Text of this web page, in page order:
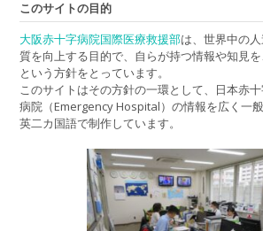
このサイトの目的
大阪赤十字病院国際医療救援部は、世界中の
質を向上する目的で、自らが持つ情報や知見
という方針をとっています。
このサイトはその方針の一環として、日本赤
病院（Emergency Hospital）の情報を広く一
英二カ国語で制作しています。